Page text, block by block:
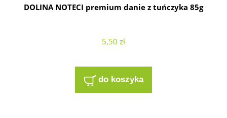
DOLINA NOTECI premium danie z tuńczyka 85g
5,50 zł
do koszyka